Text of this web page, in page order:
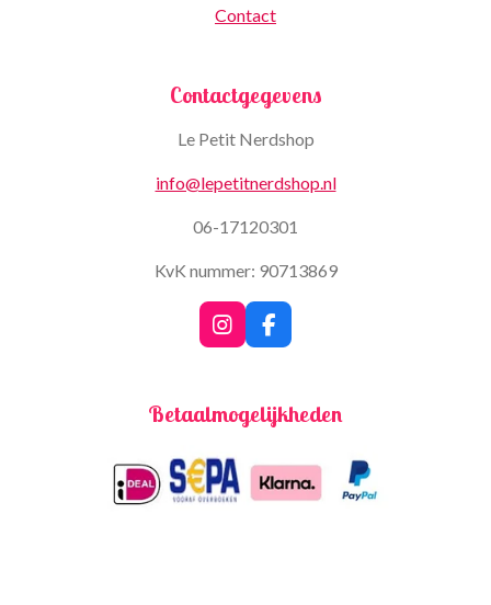
Contact
Contactgegevens
Le Petit Nerdshop
info@lepetitnerdshop.nl
06-17120301
KvK nummer: 90713869
I
n
a
r
a
m
F
a
b
k
Betaalmogelijkheden